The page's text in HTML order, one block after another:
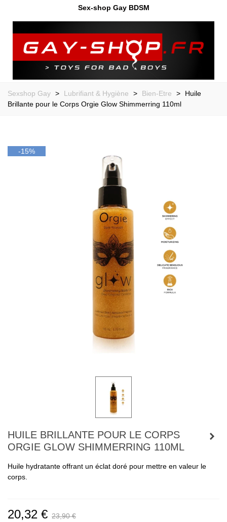
Sex-shop Gay BDSM
Sexshop Gay > Lubrifiant & Hygiène > Bien-Etre >
Huile
Brillante pour le Corps Orgie Glow Shimmerring 110ml
-15%
HUILE BRILLANTE POUR LE CORPS
ORGIE GLOW SHIMMERRING 110ML
Huile hydratante offrant un éclat doré pour mettre en valeur le
corps.
20,32 € 23,90 €